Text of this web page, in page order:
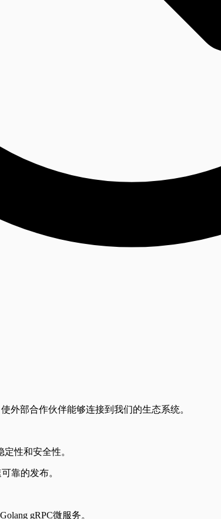
外部合作伙伴能够连接到我们的生态系统。
性和安全性。
靠的发布。
gRPC微服务。